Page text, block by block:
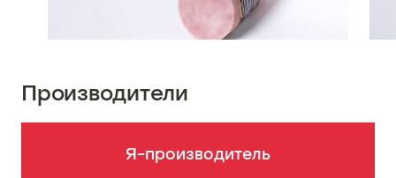
Производители
Я-производитель